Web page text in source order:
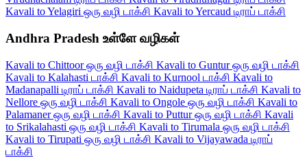
Kavali to Yelagiri ஒரு வழி டாக்சி Kavali to Yercaud டிராப் டாக்சி
Andhra Pradesh உள்ளே வழிகள்
Kavali to Chittoor ஒரு வழி டாக்சி Kavali to Guntur ஒரு வழி டாக்சி
Kavali to Kalahasti டாக்சி Kavali to Kurnool டாக்சி Kavali to
Madanapalli டிராப் டாக்சி Kavali to Naidupeta டிராப் டாக்சி Kavali to
Nellore ஒரு வழி டாக்சி Kavali to Ongole ஒரு வழி டாக்சி Kavali to
Palamaner ஒரு வழி டாக்சி Kavali to Puttur ஒரு வழி டாக்சி Kavali
to Srikalahasti ஒரு வழி டாக்சி Kavali to Tirumala ஒரு வழி டாக்சி
Kavali to Tirupati ஒரு வழி டாக்சி Kavali to Vijayawada டிராப்
டாக்சி